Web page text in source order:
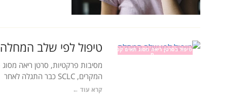
טיפול בסרטן ריאה מסוג תאים קטני
ם טיפול לפי שלב המחלה
המקרים, SCLC כבר התגלה לאחר
קרא עוד ←